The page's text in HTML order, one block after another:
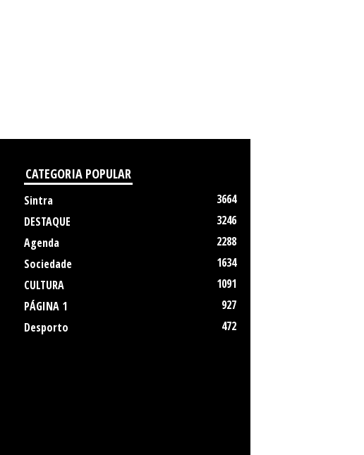
CATEGORIA POPULAR
Sintra
3664
DESTAQUE
3246
Agenda
2288
Sociedade
1634
CULTURA
1091
PÁGINA 1
927
Desporto
472